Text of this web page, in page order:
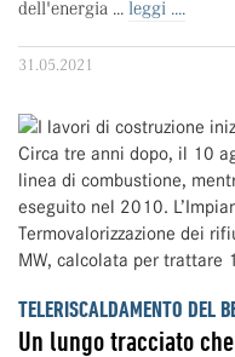
dell'energia ... leggi ....
31.05.2021
TELERISCALDAMENTO DEL
Un lungo tracciato